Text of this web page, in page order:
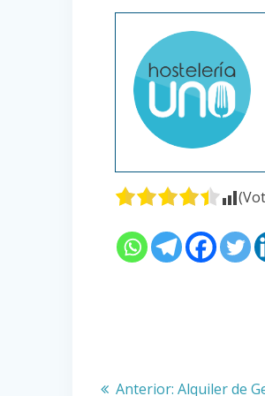
Navegación
Anterior: Entrada
Alquiler de